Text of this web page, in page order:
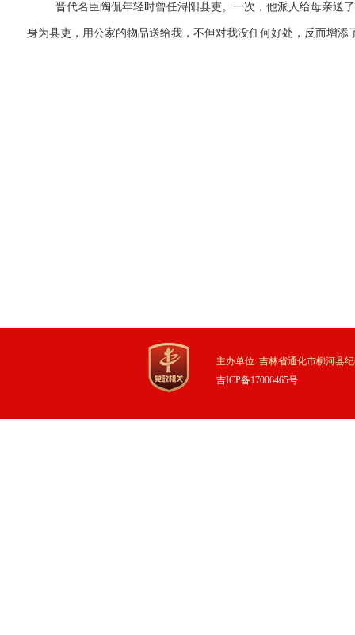
晋代名臣陶侃年轻时曾任浔阳县吏。一次，他派人给母亲送
身为县吏，用公家的物品送给我，不但对我没任何好处，反而增添
主办单位: 吉林省通化市柳河县
吉ICP备17006465号